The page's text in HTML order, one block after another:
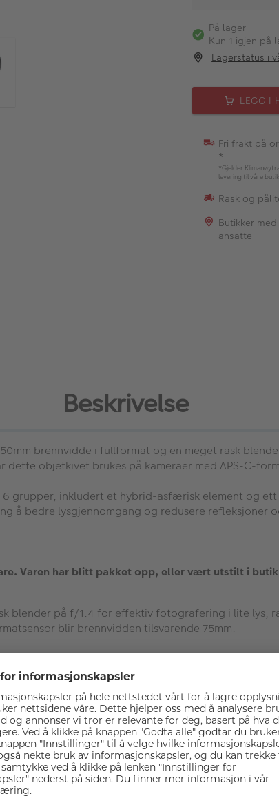
På lager
Kun 1 igjen på
Lagerstatus i
LEGG I
Fri frakt på
*
*Gjelder
levering til våre
Rask og
Butikker
ansatte
Beskrivelse
brennvidde i fullformat og en meget rask
objetkivet brukes på kameraer med APS-C-
grupper, inkludert et hybrid-asfærisk element og
å bedre lysgjennomgang og redusere refleksjoner
Varen har blitt pakket opp, eller vært utstilt i
blender på f/1.4 for effektiv fotografering i lite lys,
blir brennvidden tilsvarende 75mm.
grupper, inkludert et hybrid-asfærisk element og
å bedre lysgjennomgang og redusere refleksjoner